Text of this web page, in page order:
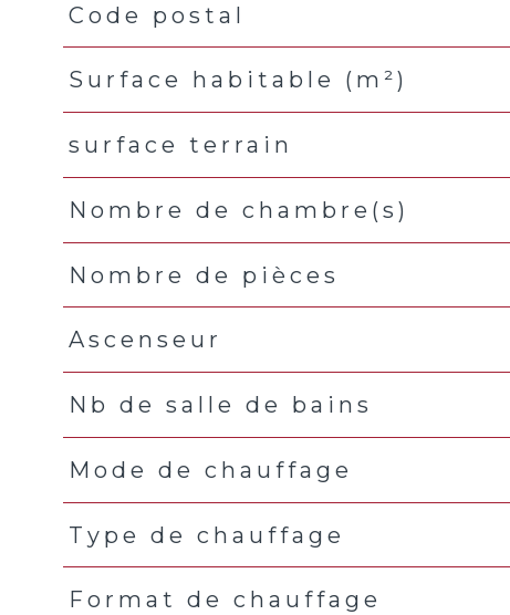
Caractéristiques
Code postal
Surface habitable (m²)
surface terrain
Nombre de chambre(s)
Nombre de pièces
Ascenseur
Nb de salle de bains
Mode de chauffage
Type de chauffage
Format de chauffage